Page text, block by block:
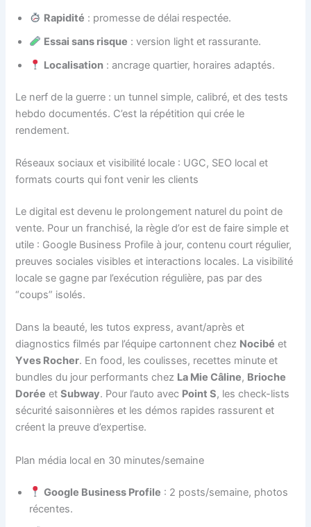
Rapidité : promesse de délai respectée.
Essai sans risque : version light et rassurante.
Localisation : ancrage quartier, horaires adaptés.
Le nerf de la guerre : un tunnel simple, calibré, et des tests
hebdo documentés. C’est la répétition qui crée le
rendement.
Réseaux sociaux et visibilité locale : UGC, SEO local et
formats courts qui font venir les clients
Le digital est devenu le prolongement naturel du point de
vente. Pour un franchisé, la règle d’or est de faire simple et
utile : Google Business Profile à jour, contenu court régulier,
preuves sociales visibles et interactions locales. La visibilité
locale se gagne par l’exécution régulière, pas par des
“coups” isolés.
Dans la beauté, les tutos express, avant/après et
diagnostics filmés par l’équipe cartonnent chez Nocibé et
Yves Rocher. En food, les coulisses, recettes minute et
bundles du jour performants chez La Mie Câline, Brioche
Dorée etSubway. Pour l’auto avec Point S, les check-lists
sécurité saisonnières et les démos rapides rassurent et
créent la preuve d’expertise.
Plan média local en 30 minutes/semaine
Google Business Profile : 2 posts/semaine, photos
récentes.